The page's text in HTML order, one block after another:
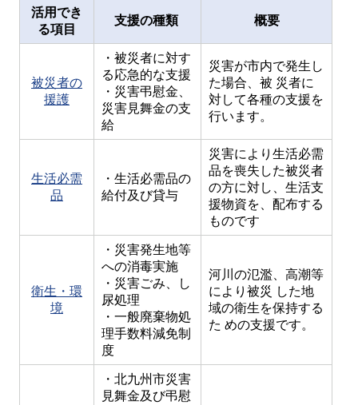
活用でき
る項目
支援の種類 概要
被災者の
援護
・被災者に対す
る応急的な支援
・災害弔慰金、
災害見舞金の支
給
災害が市内で発生し
た場合、被 災者に
対して各種の支援を
行います。
生活必需
品
・生活必需品の
給付及び貸与
災害により生活必需
品を喪失した被災者
の方に対し、生活支
援物資を、配布する
ものです
衛生・環
境
・災害発生地等
への消毒実施
・災害ごみ、し
尿処理
・一般廃棄物処
理手数料減免制
度
河川の氾濫、高潮等
により被災 した地
域の衛生を保持する
た めの支援です。
・北九州市災害
見舞金及び弔慰